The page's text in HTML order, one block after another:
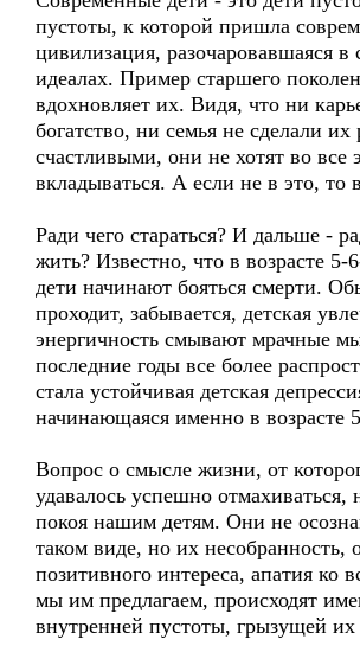
пустоты, к которой пришла
цивилизация, разочаровавшаяся в
идеалах. Пример старшего
вдохновляет их. Видя, что ни
богатство, ни семья не сделали их
счастливыми, они не хотят во все
вкладываться. А если не в это, то
Ради чего стараться? И дальше -
жить? Известно, что в возрасте 5-
дети начинают бояться смерти.
проходит, забывается, детская
энергичность смывают мрачные
последние годы все более
стала устойчивая детская
начинающаяся именно в возрасте
Вопрос о смысле жизни, от
удавалось успешно отмахиваться,
покоя нашим детям. Они не
таком виде, но их несобранность,
позитивного интереса, апатия ко
мы им предлагаем, происходят
внутренней пустоты, грызущей их